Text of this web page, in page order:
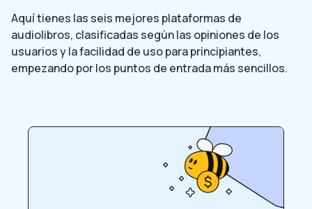
Aquí tienes las seis mejores plataformas de
audiolibros, clasificadas según las opiniones de los
usuarios y la facilidad de uso para principiantes,
empezando por los puntos de entrada más sencillos.